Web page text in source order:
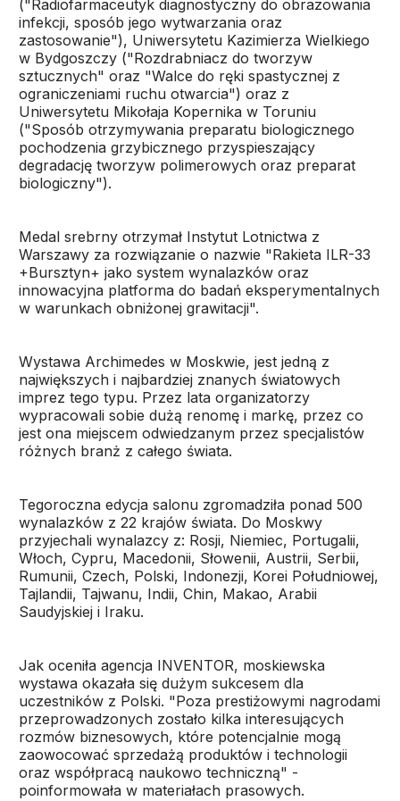
("Radiofarmaceutyk diagnostyczny do obrazowania
infekcji, sposób jego wytwarzania oraz
zastosowanie"), Uniwersytetu Kazimierza Wielkiego
w Bydgoszczy ("Rozdrabniacz do tworzyw
sztucznych" oraz "Walce do ręki spastycznej z
ograniczeniami ruchu otwarcia") oraz z
Uniwersytetu Mikołaja Kopernika w Toruniu
("Sposób otrzymywania preparatu biologicznego
pochodzenia grzybicznego przyspieszający
degradację tworzyw polimerowych oraz preparat
biologiczny").
Medal srebrny otrzymał Instytut Lotnictwa z
Warszawy za rozwiązanie o nazwie "Rakieta ILR-33
+Bursztyn+ jako system wynalazków oraz
innowacyjna platforma do badań eksperymentalnych
w warunkach obniżonej grawitacji".
Wystawa Archimedes w Moskwie, jest jedną z
największych i najbardziej znanych światowych
imprez tego typu. Przez lata organizatorzy
wypracowali sobie dużą renomę i markę, przez co
jest ona miejscem odwiedzanym przez specjalistów
różnych branż z całego świata.
Tegoroczna edycja salonu zgromadziła ponad 500
wynalazków z 22 krajów świata. Do Moskwy
przyjechali wynalazcy z: Rosji, Niemiec, Portugalii,
Włoch, Cypru, Macedonii, Słowenii, Austrii, Serbii,
Rumunii, Czech, Polski, Indonezji, Korei Południowej,
Tajlandii, Tajwanu, Indii, Chin, Makao, Arabii
Saudyjskiej i Iraku.
Jak oceniła agencja INVENTOR, moskiewska
wystawa okazała się dużym sukcesem dla
uczestników z Polski. "Poza prestiżowymi nagrodami
przeprowadzonych zostało kilka interesujących
rozmów biznesowych, które potencjalnie mogą
zaowocować sprzedażą produktów i technologii
oraz współpracą naukowo techniczną" -
poinformowała w materiałach prasowych.